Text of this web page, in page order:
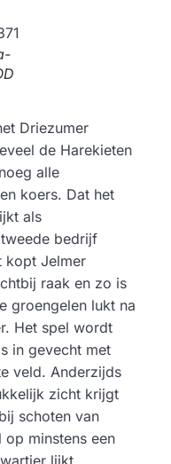
Driezumer
de Harekieten
alle
koers. Dat het
als
bedrijf
kopt Jelmer
raak en zo is
groengelen lukt na
Het spel wordt
in gevecht met
veld. Anderzijds
zicht krijgt
schoten van
minstens een
lijkt